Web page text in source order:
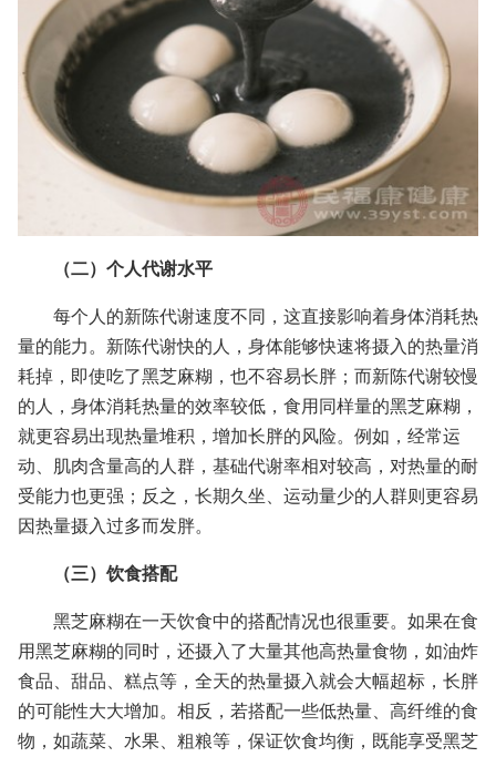
（二）个人代谢水平
每个人的新陈代谢速度不同，这直接影响着身体消耗热
量的能力。新陈代谢快的人，身体能够快速将摄入的热量消
耗掉，即使吃了黑芝麻糊，也不容易长胖；而新陈代谢较慢
的人，身体消耗热量的效率较低，食用同样量的黑芝麻糊，
就更容易出现热量堆积，增加长胖的风险。例如，经常运
动、肌肉含量高的人群，基础代谢率相对较高，对热量的耐
受能力也更强；反之，长期久坐、运动量少的人群则更容易
因热量摄入过多而发胖。
（三）饮食搭配
黑芝麻糊在一天饮食中的搭配情况也很重要。如果在食
用黑芝麻糊的同时，还摄入了大量其他高热量食物，如油炸
食品、甜品、糕点等，全天的热量摄入就会大幅超标，长胖
的可能性大大增加。相反，若搭配一些低热量、高纤维的食
物，如蔬菜、水果、粗粮等，保证饮食均衡，既能享受黑芝